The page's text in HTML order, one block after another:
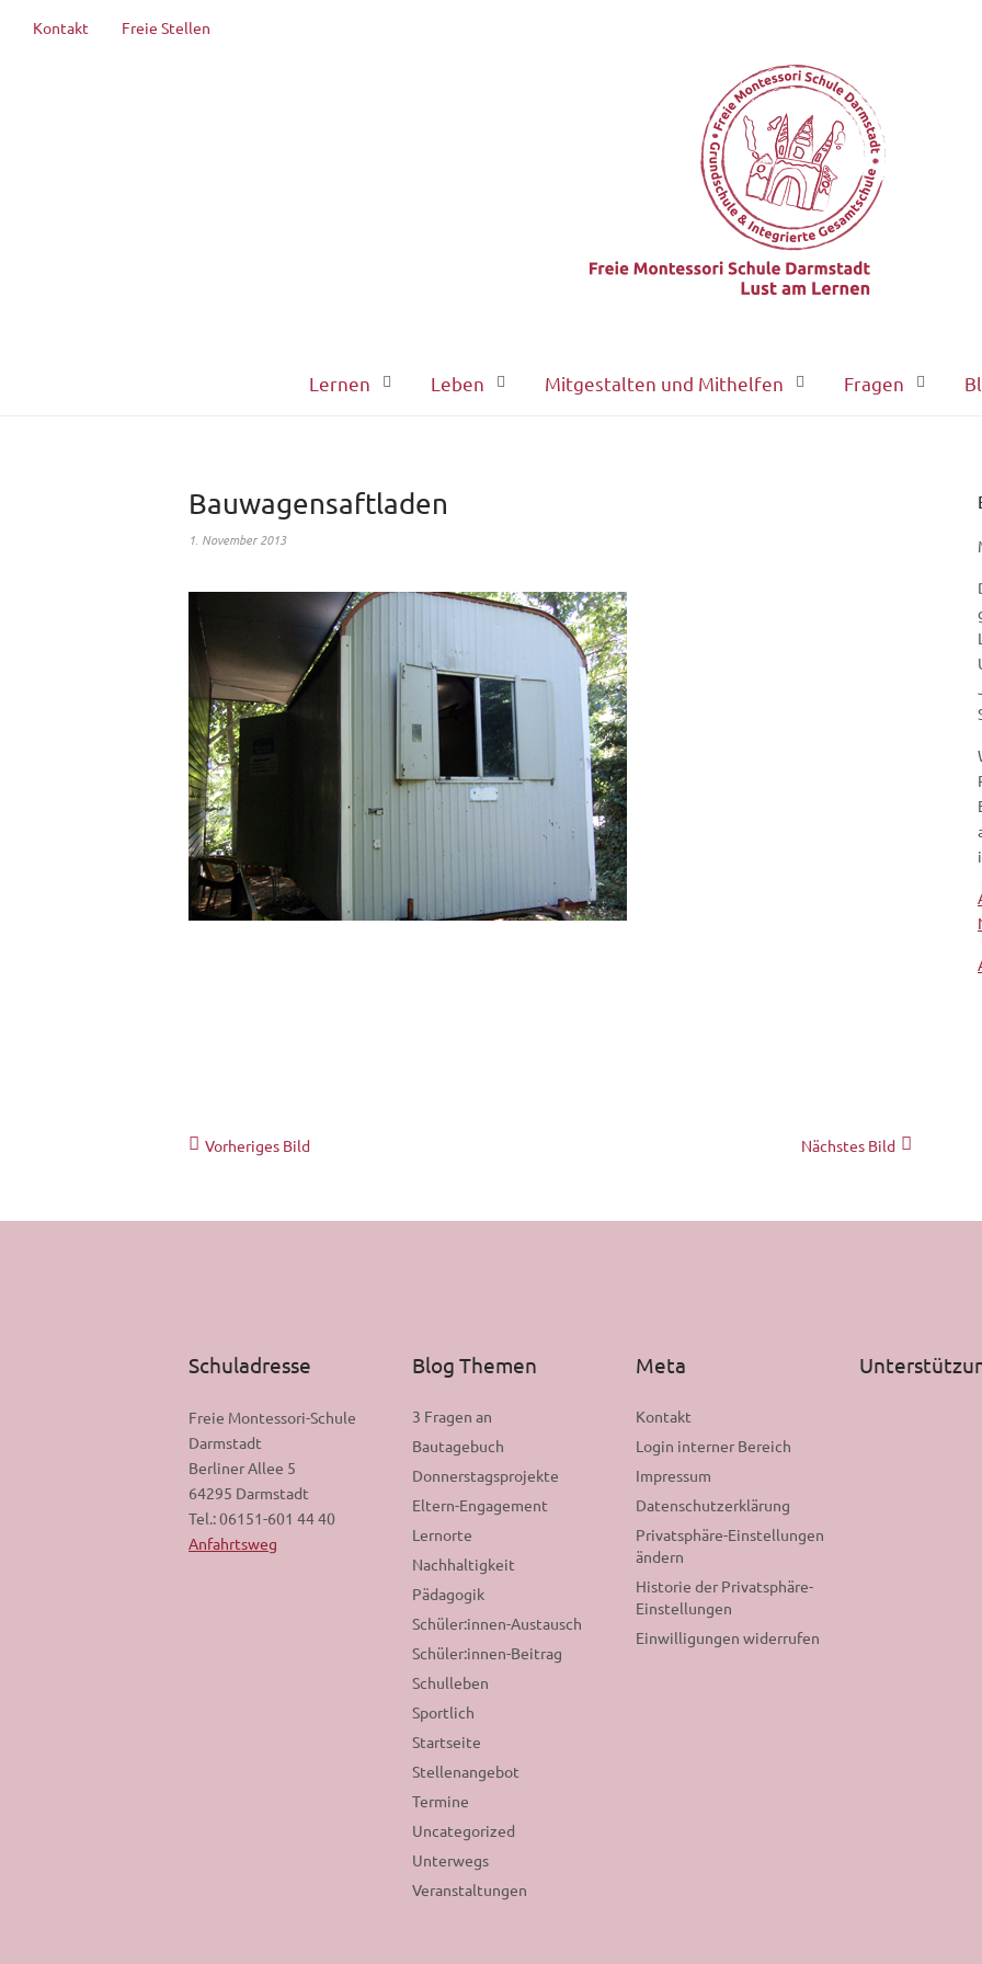
Kontakt
Freie Stellen
Lernen Leben Mitgestalten und Mithelfen Fragen
Bauwagensaftladen
1. November 2013
Nächstes Bild
Vorheriges Bild
Schuladresse
Freie Montessori-Schule
Darmstadt
Berliner Allee 5
64295 Darmstadt
Tel.: 06151-601 44 40
Anfahrtsweg
Blog Themen
3 Fragen an
Bautagebuch
Donnerstagsprojekte
Eltern-Engagement
Lernorte
Nachhaltigkeit
Pädagogik
Schüler:innen-Austausch
Schüler:innen-Beitrag
Schulleben
Sportlich
Startseite
Stellenangebot
Termine
Uncategorized
Unterwegs
Veranstaltungen
Meta
Kontakt
Login interner Bereich
Impressum
Datenschutzerklärung
Privatsphäre-Einstellungen
ändern
Historie der Privatsphäre-
Einstellungen
Einwilligungen widerrufen